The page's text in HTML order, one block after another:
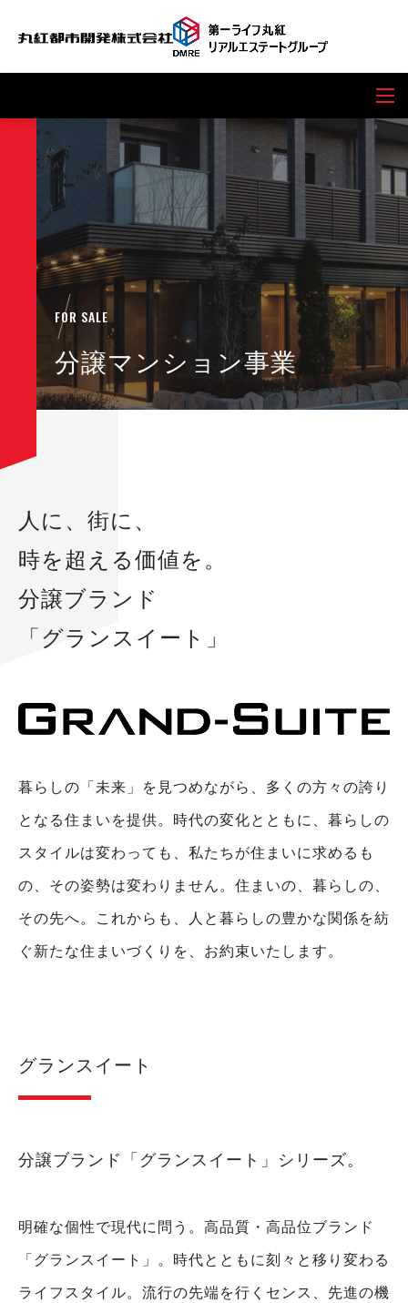
FOR SALE
分譲マンション事業
人に、街に、
時を超える価値を。
分譲ブランド
「グランスイート」
暮らしの「未来」を見つめながら、多くの方々の誇り
となる住まいを提供。 時代の変化とともに、暮らしの
スタイルは変わっても、私たちが住まいに求めるも
の、その姿勢は変わりません。 住まいの、暮らしの、
その先へ。 これからも、人と暮らしの豊かな関係を紡
ぐ新たな住まいづくりを、お約束いたします。
グランスイート
分譲ブランド「グランスイート」シリーズ。
明確な個性で現代に問う。高品質・高品位ブランド
「グランスイート」。 時代とともに刻々と移り変わる
ライフスタイル。 流行の先端を行くセンス、先進の機